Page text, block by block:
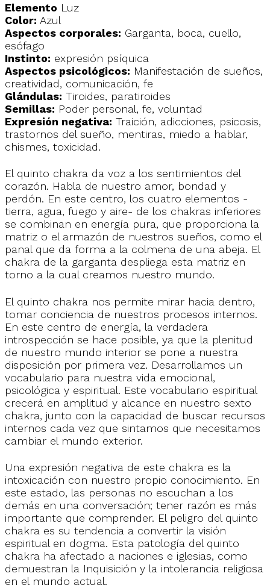
Elemento Luz
Color: Azul
Aspectos corporales: Garganta, boca, cuello,
esófago
Instinto: expresión psíquica
Aspectos psicológicos: Manifestación de sueños,
creatividad, comunicación, fe
Glándulas: Tiroides, paratiroides
Semillas: Poder personal, fe, voluntad
Expresión negativa: Traición, adicciones, psicosis,
trastornos del sueño, mentiras, miedo a hablar,
chismes, toxicidad.
El quinto chakra da voz a los sentimientos del
corazón. Habla de nuestro amor, bondad y
perdón. En este centro, los cuatro elementos -
tierra, agua, fuego y aire- de los chakras inferiores
se combinan en energía pura, que proporciona la
matriz o el armazón de nuestros sueños, como el
panal que da forma a la colmena de una abeja. El
chakra de la garganta despliega esta matriz en
torno a la cual creamos nuestro mundo.
El quinto chakra nos permite mirar hacia dentro,
tomar conciencia de nuestros procesos internos.
En este centro de energía, la verdadera
introspección se hace posible, ya que la plenitud
de nuestro mundo interior se pone a nuestra
disposición por primera vez. Desarrollamos un
vocabulario para nuestra vida emocional,
psicológica y espiritual. Este vocabulario espiritual
crecerá en amplitud y alcance en nuestro sexto
chakra, junto con la capacidad de buscar recursos
internos cada vez que sintamos que necesitamos
cambiar el mundo exterior.
Una expresión negativa de este chakra es la
intoxicación con nuestro propio conocimiento. En
este estado, las personas no escuchan a los
demás en una conversación; tener razón es más
importante que comprender. El peligro del quinto
chakra es su tendencia a convertir la visión
espiritual en dogma. Esta patología del quinto
chakra ha afectado a naciones e iglesias, como
demuestran la Inquisición y la intolerancia religiosa
en el mundo actual.